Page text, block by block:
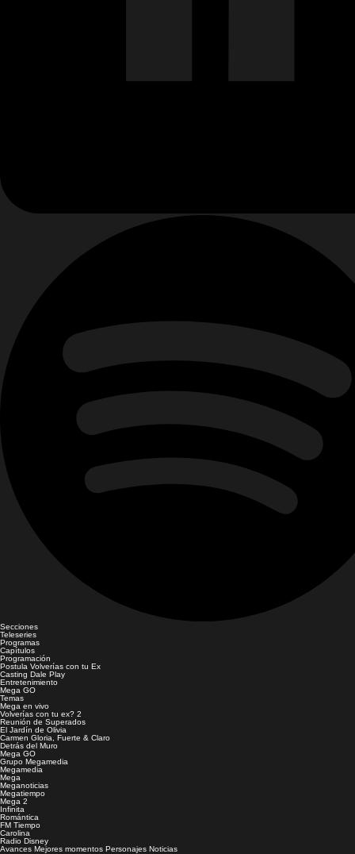
Secciones
Teleseries
Programas
Capítulos
Programación
Postula Volverías con tu Ex
Casting Dale Play
Entretenimiento
Mega GO
Temas
Mega en vivo
Volverías con tu ex? 2
Reunión de Superados
El Jardín de Olivia
Carmen Gloria, Fuerte & Claro
Detrás del Muro
Mega GO
Grupo Megamedia
Megamedia
Mega
Meganoticias
Megatiempo
Mega 2
Infinita
Romántica
FM Tiempo
Carolina
Radio Disney
Avances Mejores momentos Personajes Noticias